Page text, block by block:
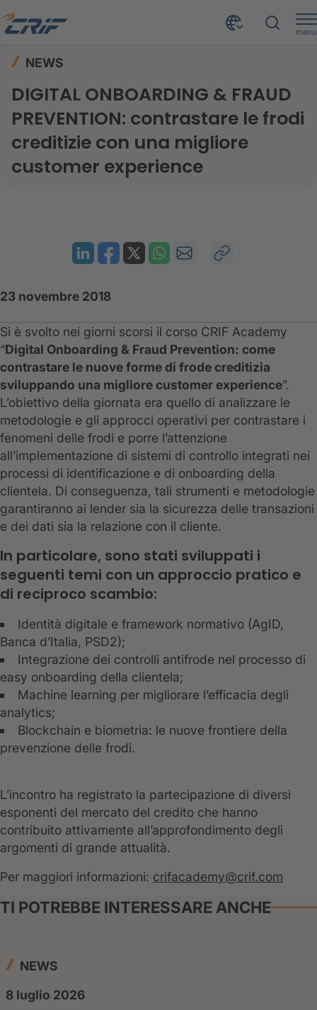
menu
NEWS
DIGITAL ONBOARDING & FRAUD
PREVENTION: contrastare le frodi
creditizie con una migliore
customer experience
23 novembre 2018
Si è svolto nei giorni scorsi il corso CRIF Academy
“Digital Onboarding & Fraud Prevention: come
contrastare le nuove forme di frode creditizia
sviluppando una migliore customer experience”.
L’obiettivo della giornata era quello di analizzare le
metodologie e gli approcci operativi per contrastare i
fenomeni delle frodi e porre l’attenzione
all’implementazione di sistemi di controllo integrati nei
processi di identificazione e di onboarding della
clientela. Di conseguenza, tali strumenti e metodologie
garantiranno ai lender sia la sicurezza delle transazioni
e dei dati sia la relazione con il cliente.
In particolare, sono stati sviluppati i
seguenti temi con un approccio pratico e
di reciproco scambio:
Identità digitale e framework normativo (AgID,
Banca d’Italia, PSD2);
Integrazione dei controlli antifrode nel processo di
easy onboarding della clientela;
Machine learning per migliorare l’efficacia degli
analytics;
Blockchain e biometria: le nuove frontiere della
prevenzione delle frodi.
L’incontro ha registrato la partecipazione di diversi
esponenti del mercato del credito che hanno
contribuito attivamente all’approfondimento degli
argomenti di grande attualità.
Per maggiori informazioni: crifacademy@crif.com
TI POTREBBE INTERESSARE ANCHE
NEWS
8 luglio 2026